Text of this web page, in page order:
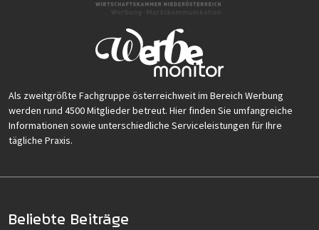
Als zweitgrößte Fachgruppe österreichweit im Bereich Werbung
werden rund 4500 Mitglieder betreut. Hier finden Sie umfangreiche
Informationen sowie unterschiedliche Serviceleistungen für Ihre
tägliche Praxis.
Beliebte Beiträge